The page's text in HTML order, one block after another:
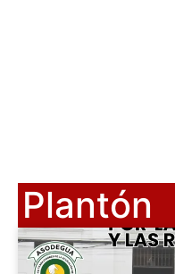
Plantón